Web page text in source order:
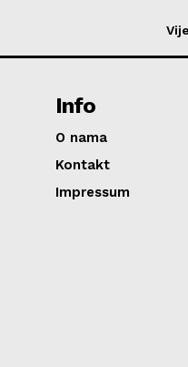
Info
O nama
Kontakt
Impressum